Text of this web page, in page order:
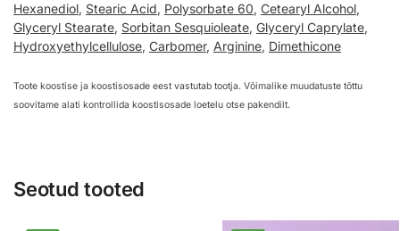
Hexanediol, Stearic Acid, Polysorbate 60, Cetearyl Alcohol,
Glyceryl Stearate, Sorbitan Sesquioleate, Glyceryl Caprylate,
Hydroxyethylcellulose, Carbomer, Arginine, Dimethicone
Toote koostise ja koostisosade eest vastutab tootja. Võimalike muudatuste tõttu
soovitame alati kontrollida koostisosade loetelu otse pakendilt.
Seotud tooted